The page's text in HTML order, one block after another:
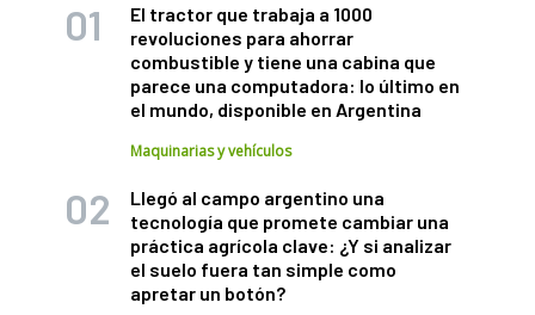
El tractor que trabaja a 1000
revoluciones para ahorrar
combustible y tiene una cabina que
parece una computadora: lo último en
el mundo, disponible en Argentina
Maquinarias y vehículos
Llegó al campo argentino una
tecnología que promete cambiar una
práctica agrícola clave: ¿Y si analizar
el suelo fuera tan simple como
apretar un botón?